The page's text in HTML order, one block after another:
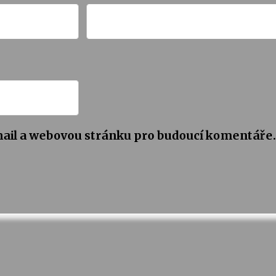
a webovou stránku pro budoucí komentáře.